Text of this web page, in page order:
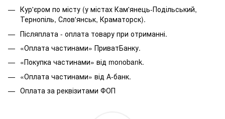
Кур'єром по місту (у містах Кам'янець-Подільський,
Тернопіль, Слов'янськ, Краматорск).
Післяплата - оплата товару при отриманні.
«Оплата частинами» ПриватБанку.
«Покупка частинами» від monobank.
«Оплата частинами» від А-банк.
Оплата за реквізитами ФОП